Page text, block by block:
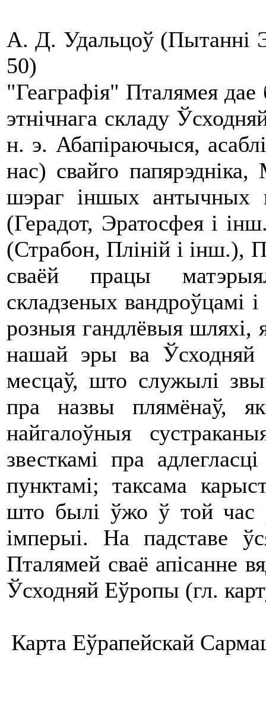
А. Д. Удальцоў (Пытанні
50)
"Геаграфія" Пталямея
этнічнага складу
н. э. Абапіраючыся,
нас) свайго
шэраг іншых антычных
(Герадот, Эратосфея і
(Страбон, Пліній і інш.),
сваёй працы
складзеных вандроўцамі
розныя гандлёвыя шляхі,
нашай эры ва Ўсходняй
месцаў, што служылі
пра назвы плямёнаў,
найгалоўныя
звесткамі пра
пунктамі; таксама
што былі ўжо ў той час
імперыі. На падставе
Пталямей сваё апісанне
Ўсходняй Еўропы (гл.
Карта Еўрапейскай